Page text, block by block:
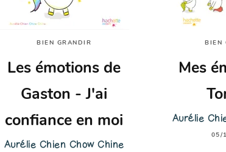
BIEN GRANDIR
Les émotions de
Gaston - J'ai
confiance en moi
Aurélie Chien Chow Chine
BIEN
Mes
Aurélie
05/